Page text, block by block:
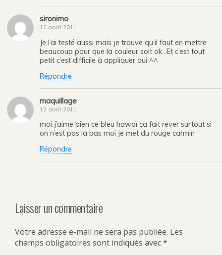
sironimo
12 août 2011
Je l’ai testé aussi mais je trouve qu’il faut en mettre
beaucoup pour que la couleur soit ok…Et c’est tout
petit c’est difficile à appliquer oui ^^
Répondre
maquillage
12 août 2011
moi j’aime bien ce bleu hawaï ça fait rever surtout si
on n’est pas la bas moi je met du rouge carmin
Répondre
Laisser un commentaire
Votre adresse e-mail ne sera pas publiée. Les
champs obligatoires sont indiqués avec*